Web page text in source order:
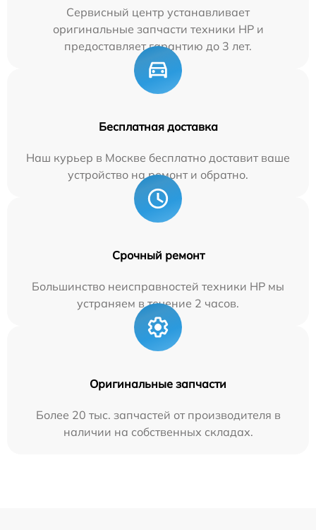
Сервисный центр устанавливает
оригинальные запчасти техники HP и
предоставляет гарантию до 3 лет.
Бесплатная доставка
Наш курьер в Москве бесплатно доставит ваше
устройство на ремонт и обратно.
Срочный ремонт
Большинство неисправностей техники HP мы
устраняем в течение 2 часов.
Оригинальные запчасти
Более 20 тыс. запчастей от производителя в
наличии на собственных складах.